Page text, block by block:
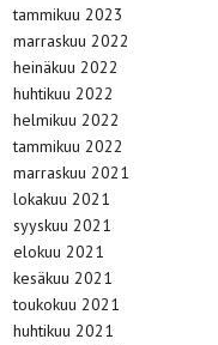
tammikuu 2023
marraskuu 2022
heinäkuu 2022
huhtikuu 2022
helmikuu 2022
tammikuu 2022
marraskuu 2021
lokakuu 2021
syyskuu 2021
elokuu 2021
kesäkuu 2021
toukokuu 2021
huhtikuu 2021